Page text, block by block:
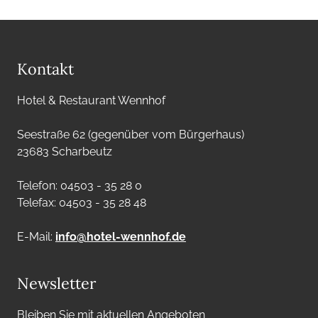
Kontakt
Hotel & Restaurant Wennhof
Seestraße 62 (gegenüber vom Bürgerhaus)
23683 Scharbeutz
Telefon: 04503 - 35 28 0
Telefax: 04503 - 35 28 48
E-Mail: info@hotel-wennhof.de
Newsletter
Bleiben Sie mit aktuellen Angeboten